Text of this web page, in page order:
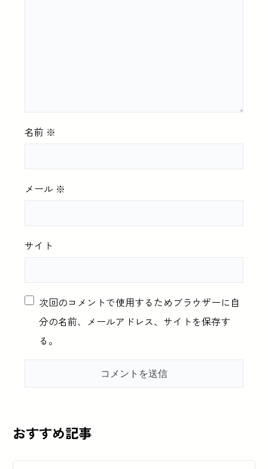
名前 ※
メール ※
サイト
次回のコメントで使用するためブラウザーに自
分の名前、メールアドレス、サイトを保存す
る。
おすすめ記事